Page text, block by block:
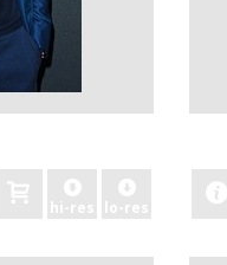
hi-res lo-res